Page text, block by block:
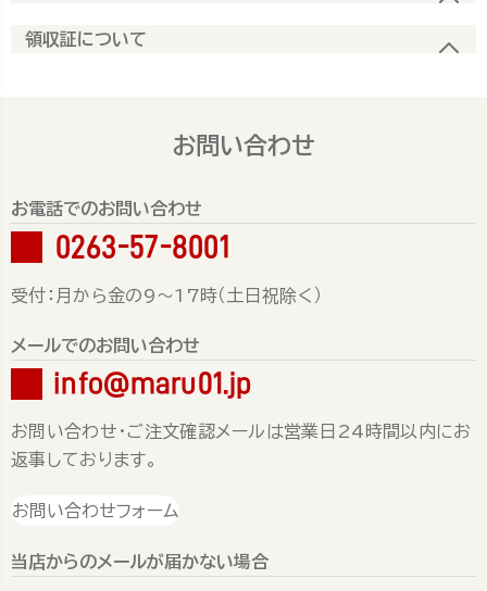
領収証について
お問い合わせ
お電話でのお問い合わせ
0263-57-8001
受付：月から金の9～17時（土日祝除く）
メールでのお問い合わせ
info@maru01.jp
お問い合わせ・ご注文確認メールは営業日24時間以内にお
返事しております。
お問い合わせフォーム
当店からのメールが届かない場合